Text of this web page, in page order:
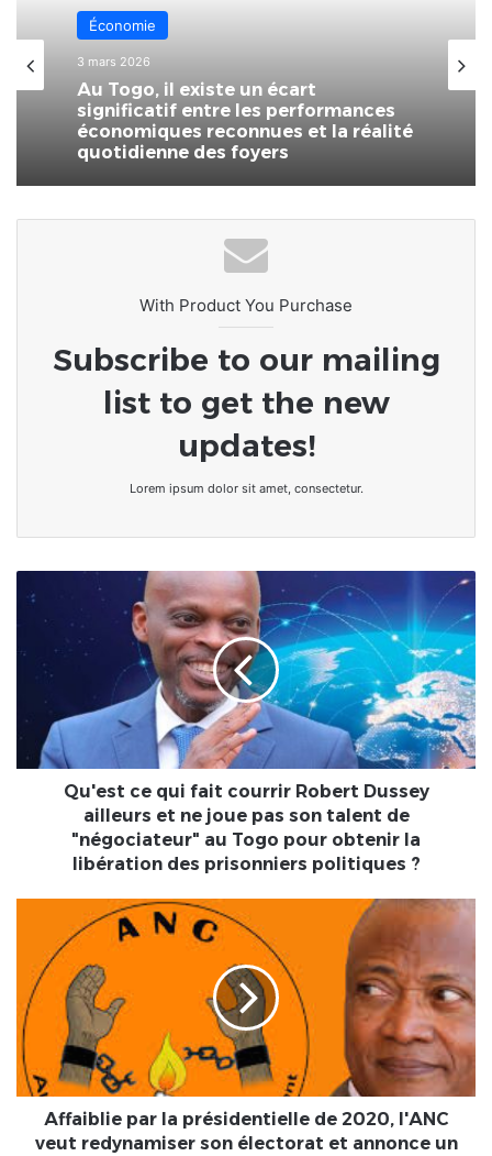
Économie
3 mars 2026
Au Togo, il existe un écart
significatif entre les performances
économiques reconnues et la réalité
quotidienne des foyers
With Product You Purchase
Subscribe to our mailing
list to get the new
updates!
Lorem ipsum dolor sit amet, consectetur.
fait
courrir
Dussey
ailleurs
et
"négociateur"
Togo
pour
obtenir
la
libération
des
prisonniers
politiques
Qu'est ce qui fait courrir Robert Dussey
ailleurs et ne joue pas son talent de
"négociateur" au Togo pour obtenir la
libération des prisonniers politiques ?
présidentielle
de
2020,
l'ANC
veut
redynamiser
électorat
Affaiblie par la présidentielle de 2020, l'ANC
veut redynamiser son électorat et annonce un